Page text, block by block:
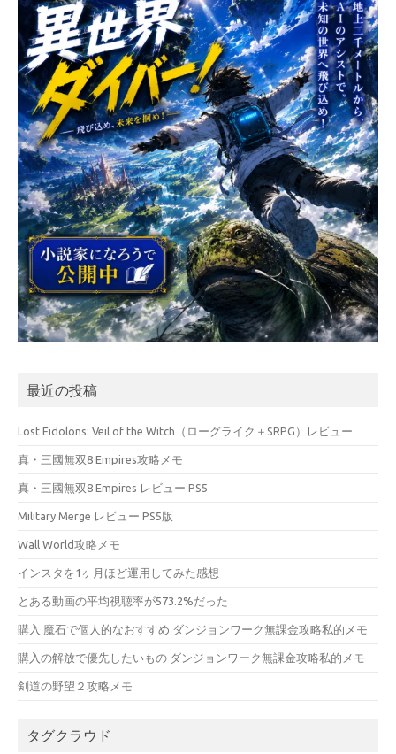
最近の投稿
Lost Eidolons: Veil of the Witch（ローグライク＋SRPG）レビュー
真・三國無双8 Empires攻略メモ
真・三國無双8 Empires レビュー PS5
Military Merge レビュー PS5版
Wall World攻略メモ
インスタを1ヶ月ほど運用してみた感想
とある動画の平均視聴率が573.2%だった
購入 魔石で個人的なおすすめ ダンジョンワーク無課金攻略私的メモ
購入の解放で優先したいもの ダンジョンワーク無課金攻略私的メモ
剣道の野望２攻略メモ
タグクラウド